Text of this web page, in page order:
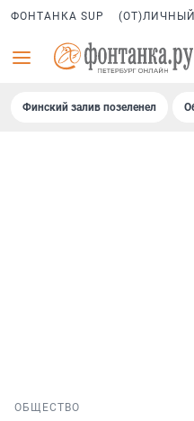
ФОНТАНКА SUP
Финский залив позеленел
ОБЩЕСТВО